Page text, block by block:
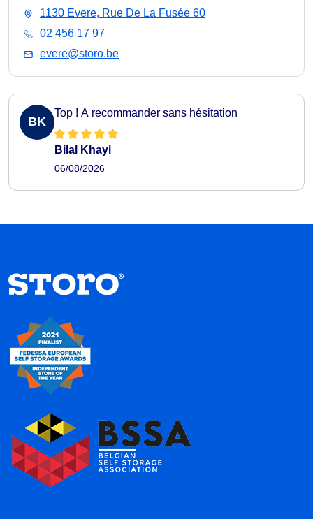
1130 Evere, Rue De La Fusée 60
02 456 17 97
evere@storo.be
BK
Top ! A recommander sans hésitation
Bilal Khayi
06/08/2026